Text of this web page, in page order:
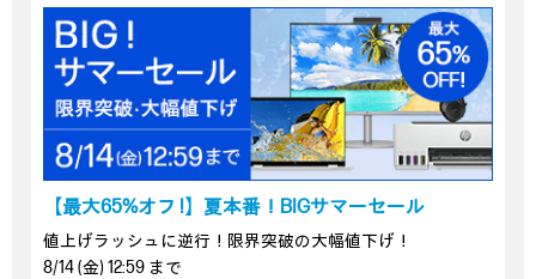
【最大65%オフ !】夏本番！BIGサマーセール
値上げラッシュに逆行！限界突破の大幅値下げ！
8/14 (金) 12:59 まで